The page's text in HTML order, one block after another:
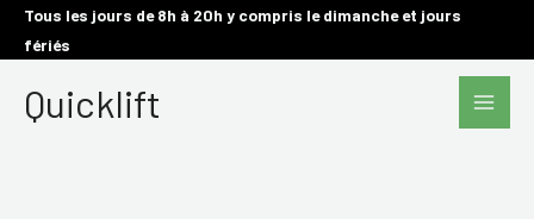
AllerTous les jours de 8h à 20h y compris le dimanche et jours
fériés
Quicklift
Main